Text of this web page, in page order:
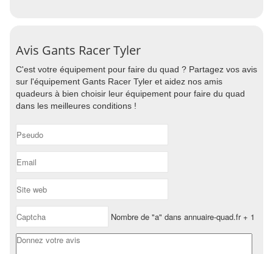
Avis Gants Racer Tyler
C'est votre équipement pour faire du quad ? Partagez vos avis
sur l'équipement Gants Racer Tyler et aidez nos amis
quadeurs à bien choisir leur équipement pour faire du quad
dans les meilleures conditions !
Nombre de "a" dans annuaire-quad.fr + 1